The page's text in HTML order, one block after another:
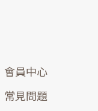
會員中心
常見問題